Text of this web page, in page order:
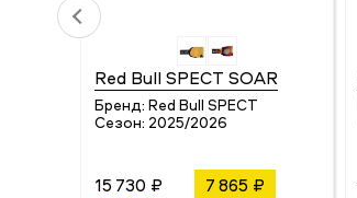
Red Bull SPECT SOAR
Бренд: Red Bull SPECT
Сезон: 2025/2026
15 730 ₽ 7 865 ₽